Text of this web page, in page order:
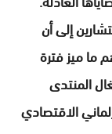
إلى أن
ما ميز فترة
المنتدى
الاقتصادي